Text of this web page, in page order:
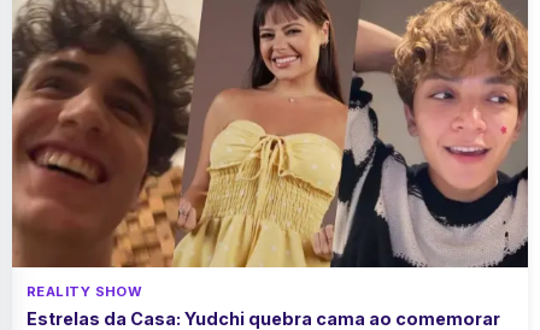
REALITY SHOW
Estrelas da Casa: Yudchi quebra cama ao comemorar